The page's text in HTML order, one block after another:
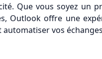
Que vous soyez un
Outlook offre une
vos